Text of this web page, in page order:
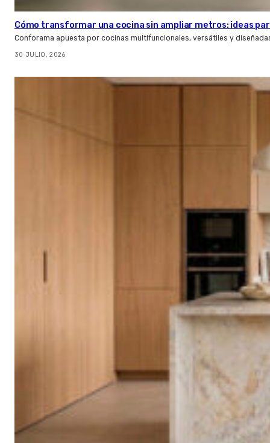
Cómo transformar una cocina sin ampliar metros: ideas
Conforama apuesta por cocinas multifuncionales, versátiles y
30 JULIO, 2026